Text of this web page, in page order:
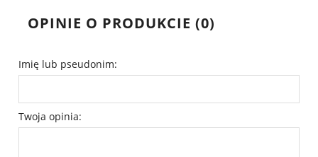
OPINIE O PRODUKCIE (0)
Imię lub pseudonim:
Twoja opinia: